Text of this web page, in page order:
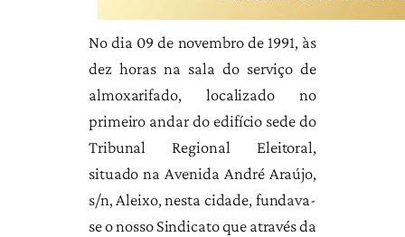
No dia 09 de novembro de 1991, às
dez horas na sala do serviço de
almoxarifado, localizado no
primeiro andar do edifício sede do
Tribunal Regional Eleitoral,
situado na Avenida André Araújo,
s/n, Aleixo, nesta cidade, fundava-
se o nosso Sindicato que através da